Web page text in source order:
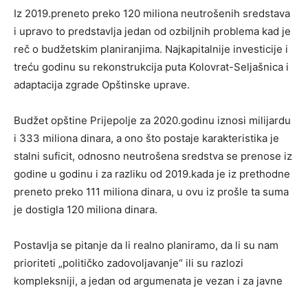
Iz 2019.preneto preko 120 miliona neutrošenih sredstava
i upravo to predstavlja jedan od ozbiljnih problema kad je
reč o budžetskim planiranjima. Najkapitalnije investicije i
treću godinu su rekonstrukcija puta Kolovrat-Seljašnica i
adaptacija zgrade Opštinske uprave.
Budžet opštine Prijepolje za 2020.godinu iznosi milijardu
i 333 miliona dinara, a ono što postaje karakteristika je
stalni suficit, odnosno neutrošena sredstva se prenose iz
godine u godinu i za razliku od 2019.kada je iz prethodne
preneto preko 111 miliona dinara, u ovu iz prošle ta suma
je dostigla 120 miliona dinara.
Postavlja se pitanje da li realno planiramo, da li su nam
prioriteti „političko zadovoljavanje“ ili su razlozi
kompleksniji, a jedan od argumenata je vezan i za javne